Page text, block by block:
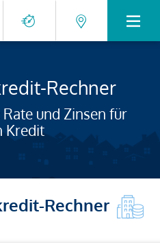
Rechner
und Zinsen für
Kredit
Rechner